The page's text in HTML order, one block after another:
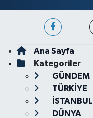
Ana Sayfa
Kategoriler
GÜNDEM
TÜRKİYE
İSTANBUL
DÜNYA